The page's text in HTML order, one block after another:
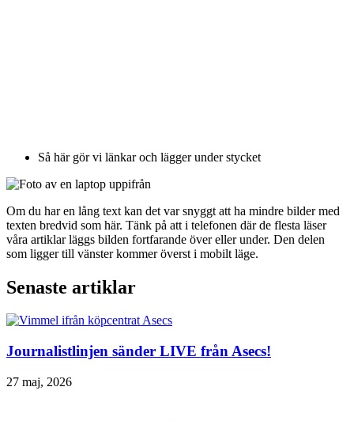
Så här gör vi länkar och lägger under stycket
Om du har en lång text kan det var snyggt att ha mindre bilder med
texten bredvid som här. Tänk på att i telefonen där de flesta läser
våra artiklar läggs bilden fortfarande över eller under. Den delen
som ligger till vänster kommer överst i mobilt läge.
Senaste artiklar
Journalistlinjen sänder LIVE från Asecs!
27 maj, 2026